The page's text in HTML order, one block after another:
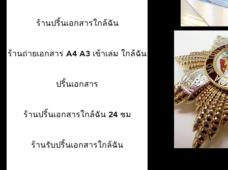
ร้านปริ้นเอกสารใกล้ฉัน
ร้านถ่ายเอกสาร A4 A3 เข้าเล่ม ใกล้ฉัน
ปริ้นเอกสาร
ร้านปริ้นเอกสารใกล้ฉัน 24 ชม
ร้านรับปริ้นเอกสารใกล้ฉัน